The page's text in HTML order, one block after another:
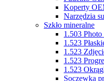
Koperty
Narzędzia
Szkło mineralne
1.503
1.523
1.523
1.523
1.523
Soczewka